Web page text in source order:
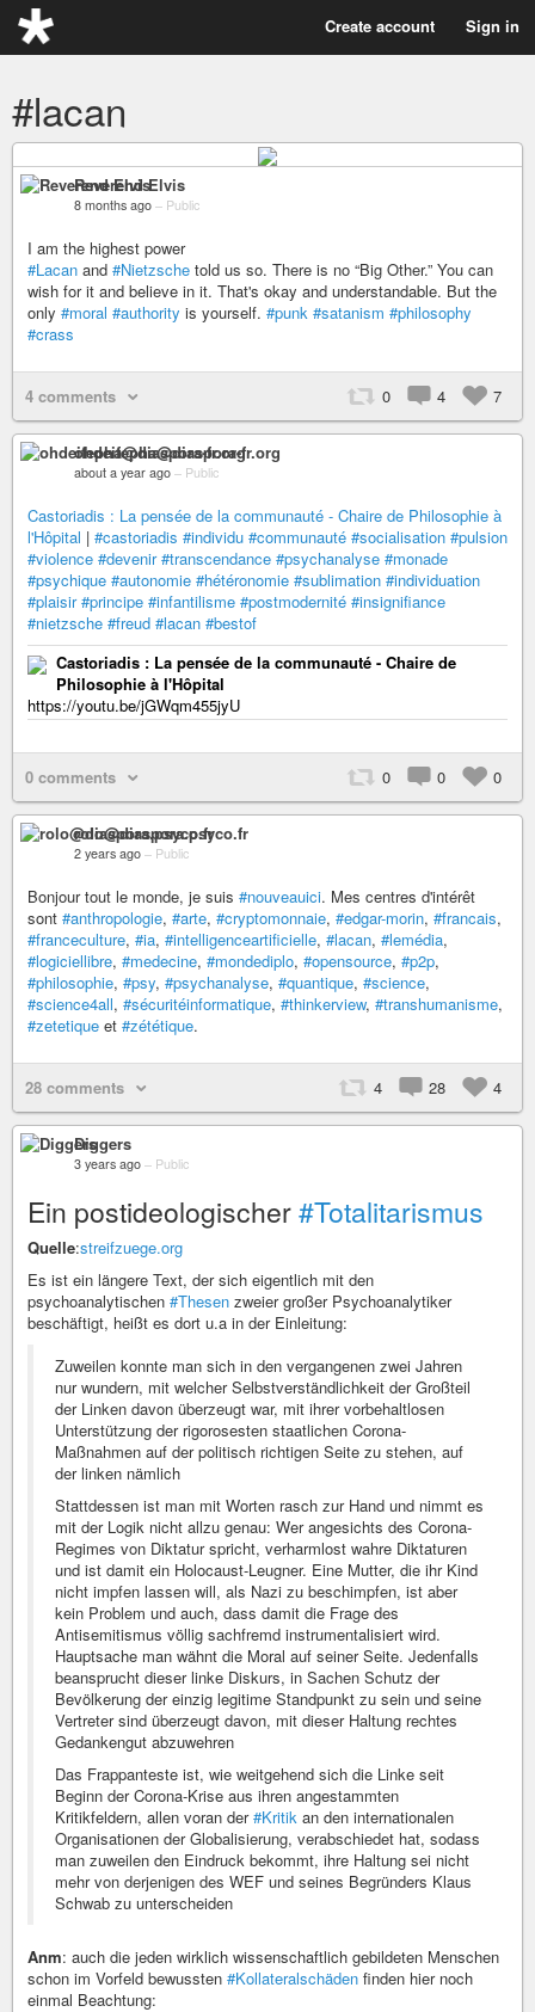
Create account Sign in
#lacan
Reverend Elvis
8 months ago – Public
I am the highest power
#Lacan and #Nietzsche told us so. There is no “Big Other.” You can
wish for it and believe in it. That's okay and understandable. But the
only #moral #authority is yourself. #punk #satanism #philosophy
#crass
4 comments 0 4 7
ohdeifepha@diaspora-fr.org
about a year ago – Public
Castoriadis : La pensée de la communauté - Chaire de Philosophie à
l'Hôpital | #castoriadis #individu #communauté #socialisation #pulsion
#violence #devenir #transcendance #psychanalyse #monade
#psychique #autonomie #hétéronomie #sublimation #individuation
#plaisir #principe #infantilisme #postmodernité #insignifiance
#nietzsche #freud #lacan #bestof
Castoriadis : La pensée de la communauté - Chaire de
Philosophie à l'Hôpital
https://youtu.be/jGWqm455jyU
0 comments 0 0 0
rolo@diaspora.psyco.fr
2 years ago – Public
Bonjour tout le monde, je suis #nouveauici. Mes centres d'intérêt
sont #anthropologie, #arte, #cryptomonnaie, #edgar-morin, #francais,
#franceculture, #ia, #intelligenceartificielle, #lacan, #lemédia,
#logiciellibre, #medecine, #mondediplo, #opensource, #p2p,
#philosophie, #psy, #psychanalyse, #quantique, #science,
#science4all, #sécuritéinformatique, #thinkerview, #transhumanisme,
#zetetique et #zététique.
28 comments 4 28 4
Diggers
3 years ago – Public
Ein postideologischer#Totalitarismus
Quelle:streifzuege.org
Es ist ein längere Text, der sich eigentlich mit den
psychoanalytischen #Thesen zweier großer Psychoanalytiker
beschäftigt, heißt es dort u.a in der Einleitung:
Zuweilen konnte man sich in den vergangenen zwei Jahren
nur wundern, mit welcher Selbstverständlichkeit der Großteil
der Linken davon überzeugt war, mit ihrer vorbehaltlosen
Unterstützung der rigorosesten staatlichen Corona-
Maßnahmen auf der politisch richtigen Seite zu stehen, auf
der linken nämlich
Stattdessen ist man mit Worten rasch zur Hand und nimmt es
mit der Logik nicht allzu genau: Wer angesichts des Corona-
Regimes von Diktatur spricht, verharmlost wahre Diktaturen
und ist damit ein Holocaust-Leugner. Eine Mutter, die ihr Kind
nicht impfen lassen will, als Nazi zu beschimpfen, ist aber
kein Problem und auch, dass damit die Frage des
Antisemitismus völlig sachfremd instrumentalisiert wird.
Hauptsache man wähnt die Moral auf seiner Seite. Jedenfalls
beansprucht dieser linke Diskurs, in Sachen Schutz der
Bevölkerung der einzig legitime Standpunkt zu sein und seine
Vertreter sind überzeugt davon, mit dieser Haltung rechtes
Gedankengut abzuwehren
Das Frappanteste ist, wie weitgehend sich die Linke seit
Beginn der Corona-Krise aus ihren angestammten
Kritikfeldern, allen voran der#Kritik an den internationalen
Organisationen der Globalisierung, verabschiedet hat, sodass
man zuweilen den Eindruck bekommt, ihre Haltung sei nicht
mehr von derjenigen des WEF und seines Begründers Klaus
Schwab zu unterscheiden
Anm: auch die jeden wirklich wissenschaftlich gebildeten Menschen
schon im Vorfeld bewussten #Kollateralschäden finden hier noch
einmal Beachtung: